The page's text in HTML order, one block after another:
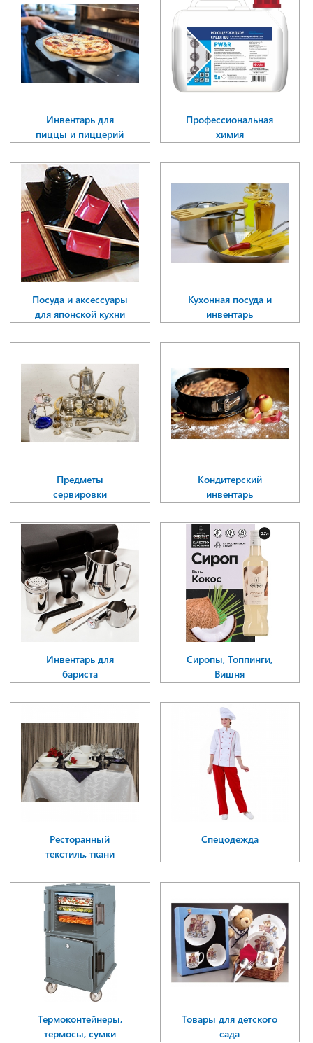
Инвентарь для
пиццы и пиццерий
Профессиональная
химия
Посуда и аксессуары
для японской кухни
Кухонная посуда и
инвентарь
Предметы
сервировки
Кондитерский
инвентарь
Инвентарь для
бариста
Сиропы, Топпинги,
Вишня
Ресторанный
текстиль, ткани
Спецодежда
Термоконтейнеры,
термосы, сумки
Товары для детского
сада